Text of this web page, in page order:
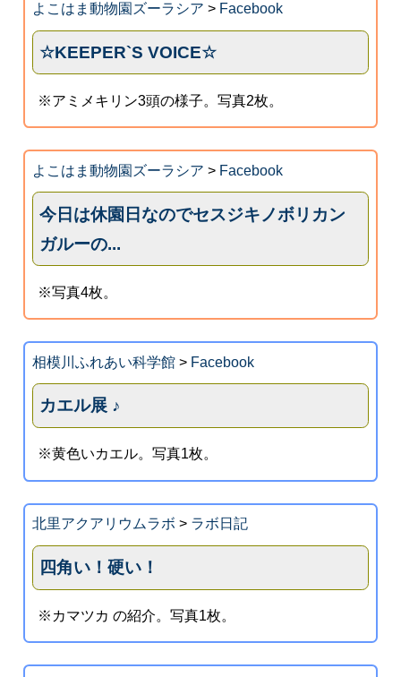
よこはま動物園ズーラシア > Facebook
☆KEEPER`S VOICE☆
※アミメキリン3頭の様子。写真2枚。
よこはま動物園ズーラシア > Facebook
今日は休園日なのでセスジキノボリカン
ガルーの...
※写真4枚。
相模川ふれあい科学館> Facebook
カエル展 ♪
※黄色いカエル。写真1枚。
北里アクアリウムラボ > ラボ日記
四角い！硬い！
※カマツカ の紹介。写真1枚。